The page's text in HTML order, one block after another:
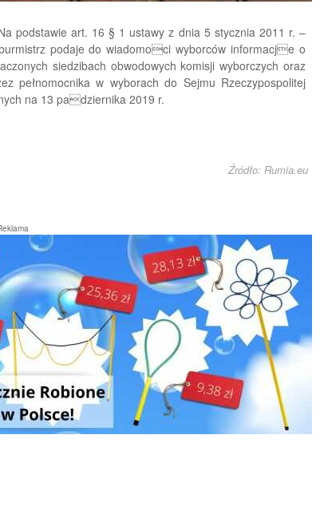
podstawie art. 16 § 1 ustawy z dnia 5 stycznia 2011 r. –
podaje do wiadomoci wyborców informacje o
siedzibach obwodowych komisji wyborczych oraz
pełnomocnika w wyborach do Sejmu Rzeczypospolitej
na 13 padziernika 2019 r.
Źródło: Rumia.eu